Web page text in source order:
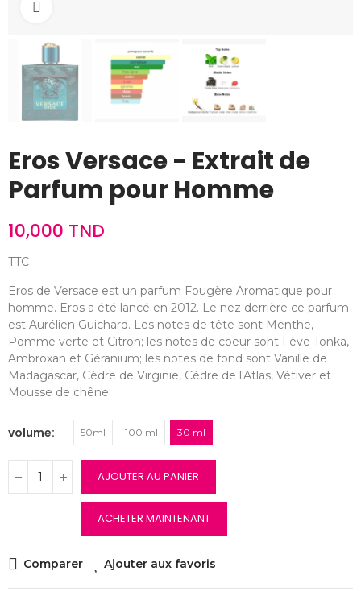
Eros Versace - Extrait de
Parfum pour Homme
10,000 TND
TTC
Eros de Versace est un parfum Fougère Aromatique pour
homme. Eros a été lancé en 2012. Le nez derrière ce parfum
est Aurélien Guichard. Les notes de tête sont Menthe,
Pomme verte et Citron; les notes de coeur sont Fève Tonka,
Ambroxan et Géranium; les notes de fond sont Vanille de
Madagascar, Cèdre de Virginie, Cèdre de l'Atlas, Vétiver et
Mousse de chêne.
volume 50ml 100 ml 30 ml
AJOUTER AU PANIER
ACHETER MAINTENANT
Comparer Ajouter aux favoris